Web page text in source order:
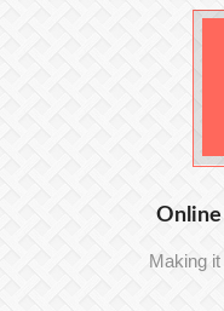
Online
Making